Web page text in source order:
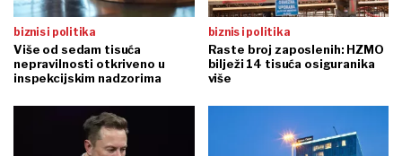
biznis i politika
Više od sedam tisuća
nepravilnosti otkriveno u
inspekcijskim nadzorima
biznis i politika
Raste broj zaposlenih: HZMO
bilježi 14 tisuća osiguranika
više